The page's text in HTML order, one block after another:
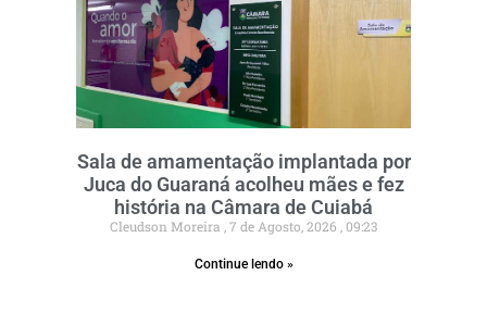
Sala de amamentação implantada por
Juca do Guaraná acolheu mães e fez
história na Câmara de Cuiabá
Cleudson Moreira 7 de Agosto, 2026 09:23
Continue lendo »